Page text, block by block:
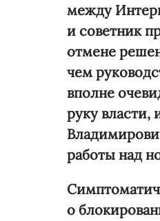
между
и советник
отмене
чем
вполне
руку власти,
работы над
о